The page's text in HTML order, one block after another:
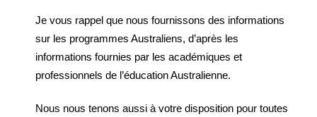
Je vous rappel que nous fournissons des informations
sur les programmes Australiens, d’après les
informations fournies par les académiques et
professionnels de l’éducation Australienne.
Nous nous tenons aussi à votre disposition pour toutes